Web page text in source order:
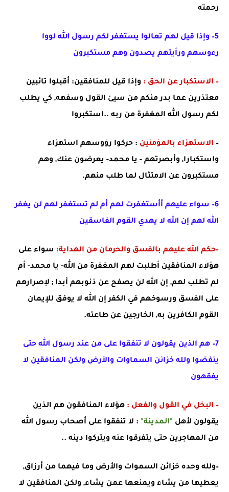
رحمته
5– وإذا قيل لهم تعالوا يستغفر لكم رسول الله لووا
رءوسهم ورأيتهم يصدون وهم مستكبرون
– الاستكبار عن الحق : وإذا قيل للمنافقين: أقبلوا تائبين
معتذرين عما بدر منكم من سيئ القول وسفهه, كي يطلب
لكم رسول الله المغفرة من ربه ..استكبروا
– الاستهزاء بالمؤمنين : حركوا رؤوسهم استهزاء
واستكبارا, وأبصرتهم - يا محمد- يعرضون عنك, وهم
مستكبرون عن الامتثال لما طلب منهم.
6– سواء عليهم أأستغفرت لهم أم لم تستغفر لهم لن يغفر
الله لهم إن الله لا يهدي القوم الفاسقين
–حكم الله عليهم بالفسق والحرمان من الهداية: سواء على
هؤلاء المنافقين أطلبت لهم المغفرة من الله- يا محمد- أم
لم تطلب لهم, إن الله لن يصفح عن ذنوبهم أبدا ; لإصرارهم
على الفسق ورسوخهم في الكفر إن الله لا يوفق للإيمان
القوم الكافرين به, الخارجين عن طاعته.
7– هم الذين يقولون لا تنفقوا على من عند رسول الله حتى
ينفضوا ولله خزائن السماوات والأرض ولكن المنافقين لا
يفقهون
– البخل في القول والفعل : هؤلاء المنافقون هم الذين
يقولون لأهل "المدينة" : لا تنفقوا على أصحاب رسول الله
من المهاجرين حتى يتفرقوا عنه ويتركوا دينه ..
–ولله وحده خزائن السموات والأرض وما فيهما من أرزاق,
يعطيها من يشاء ويمنعها عمن يشاء, ولكن المنافقين لا